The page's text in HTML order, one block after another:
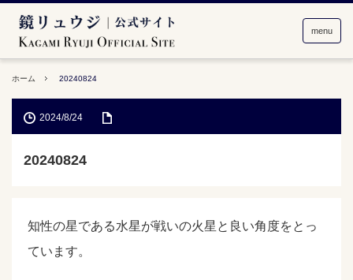
menu
ホーム 20240824
2024/8/24
20240824
知性の星である水星が戦いの火星と良い角度をとっ
ています。